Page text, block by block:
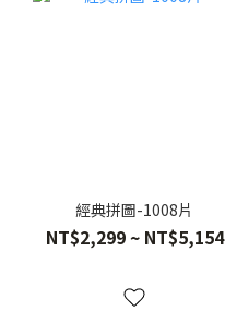
經典拼圖-1008片
NT$2,299 ~ NT$5,154